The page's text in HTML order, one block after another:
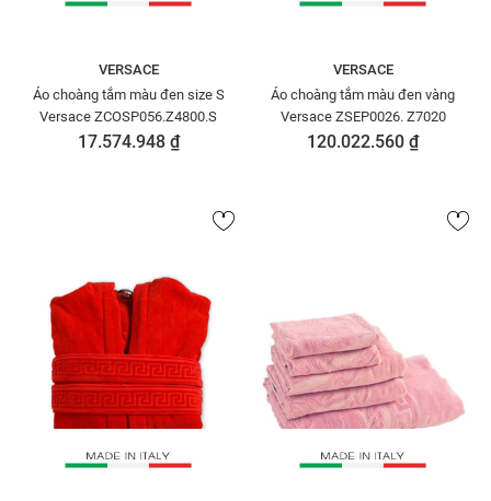
VERSACE
Áo choàng tắm màu đen size S
Versace ZCOSP056.Z4800.S
17.574.948 ₫
VERSACE
Áo choàng tắm màu đen vàng
Versace ZSEP0026. Z7020
120.022.560 ₫